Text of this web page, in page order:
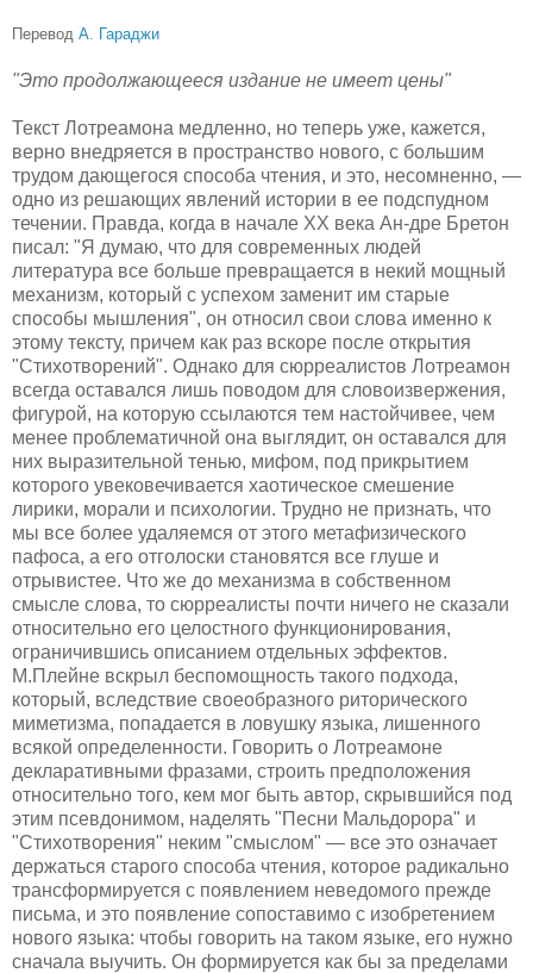
Перевод А. Гараджи
"Это продолжающееся издание не имеет цены"
Текст Лотреамона медленно, но теперь уже, кажется,
верно внедряется в пространство нового, с большим
трудом дающегося способа чтения, и это, несомненно, —
одно из решающих явлений истории в ее подспудном
течении. Правда, когда в начале XX века Ан-дре Бретон
писал: "Я думаю, что для современных людей
литература все больше превращается в некий мощный
механизм, который с успехом заменит им старые
способы мышления", он относил свои слова именно к
этому тексту, причем как раз вскоре после открытия
"Стихотворений". Однако для сюрреалистов Лотреамон
всегда оставался лишь поводом для словоизвержения,
фигурой, на которую ссылаются тем настойчивее, чем
менее проблематичной она выглядит, он оставался для
них выразительной тенью, мифом, под прикрытием
которого увековечивается хаотическое смешение
лирики, морали и психологии. Трудно не признать, что
мы все более удаляемся от этого метафизического
пафоса, а его отголоски становятся все глуше и
отрывистее. Что же до механизма в собственном
смысле слова, то сюрреалисты почти ничего не сказали
относительно его целостного функционирования,
ограничившись описанием отдельных эффектов.
М.Плейне вскрыл беспомощность такого подхода,
который, вследствие своеобразного риторического
миметизма, попадается в ловушку языка, лишенного
всякой определенности. Говорить о Лотреамоне
декларативными фразами, строить предположения
относительно того, кем мог быть автор, скрывшийся под
этим псевдонимом, наделять "Песни Мальдорора" и
"Стихотворения" неким "смыслом" — все это означает
держаться старого способа чтения, которое радикально
трансформируется с появлением неведомого прежде
письма, и это появление сопоставимо с изобретением
нового языка: чтобы говорить на таком языке, его нужно
сначала выучить. Он формируется как бы за пределами